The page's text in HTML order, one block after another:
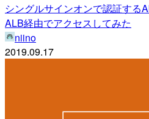
シングルサインオンで認証する
ALB経由でアクセスしてみた
niino
2019.09.17